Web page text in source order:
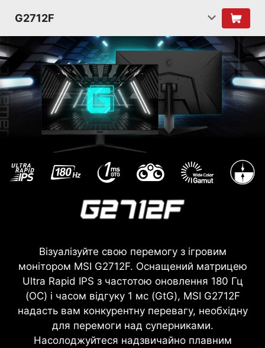
G2712F
Візуалізуйте свою перемогу з ігровим
монітором MSI G2712F. Оснащений матрицею
Ultra Rapid IPS з частотою оновлення 180 Гц
(OC) і часом відгуку 1 мс (GtG), MSI G2712F
надасть вам конкурентну перевагу, необхідну
для перемоги над суперниками.
Насолоджуйтеся надзвичайно плавним